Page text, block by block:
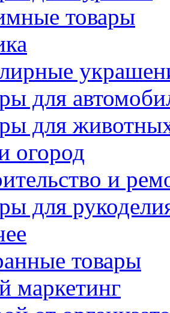
товары
для
для
огород
и
для
товары
маркетинг